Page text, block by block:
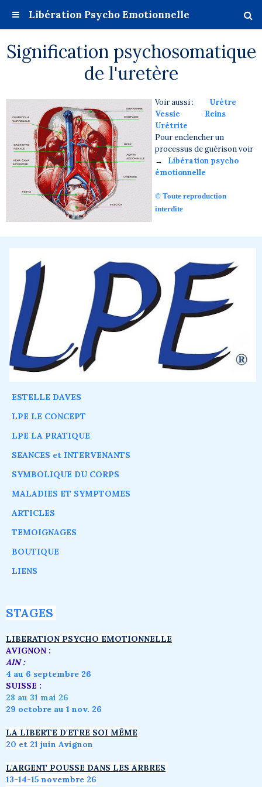
Libération Psycho Emotionnelle
Signification psychosomatique
de l'uretère
Voir aussi : Urètre
Vessie
Reins
Urétrite
Pour enclencher un
processus de guérison voir
→ Libération psycho
émotionnelle
© Toute reproduction
interdite
ESTELLE DAVES
LPE LE CONCEPT
LPE LA PRATIQUE
SEANCES et INTERVENANTS
SYMBOLIQUE DU CORPS
MALADIES ET SYMPTOMES
ARTICLES
TEMOIGNAGES
BOUTIQUE
LIENS
STAGES
LIBERATION PSYCHO EMOTIONNELLE
AVIGNON :
AIN :
4 au 6 septembre 26
SUISSE :
28 au 31 mai 26
29 octobre au 1 nov. 26
LA LIBERTE D'ETRE SOI MÊME
20 et 21 juin Avignon
L'ARGENT POUSSE DANS LES ARBRES
13-14-15 novembre 26